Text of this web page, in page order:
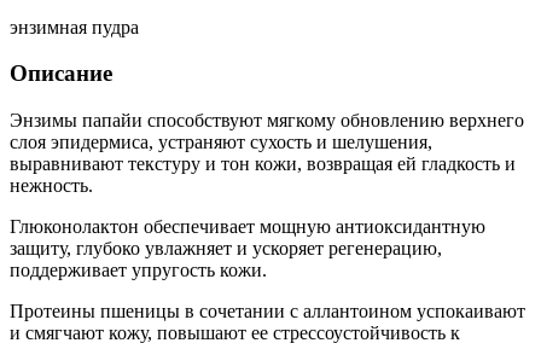
энзимная пудра
Описание
Энзимы папайи способствуют мягкому обновлению верхнего
слоя эпидермиса, устраняют сухость и шелушения,
выравнивают текстуру и тон кожи, возвращая ей гладкость и
нежность.
Глюконолактон обеспечивает мощную антиоксидантную
защиту, глубоко увлажняет и ускоряет регенерацию,
поддерживает упругость кожи.
Протеины пшеницы в сочетании с аллантоином успокаивают
и смягчают кожу, повышают ее стрессоустойчивость к